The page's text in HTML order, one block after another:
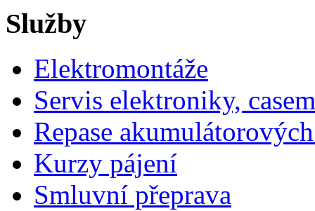
Služby
Elektromontáže
Servis elektroniky,
Repase
Kurzy pájení
Smluvní přeprava